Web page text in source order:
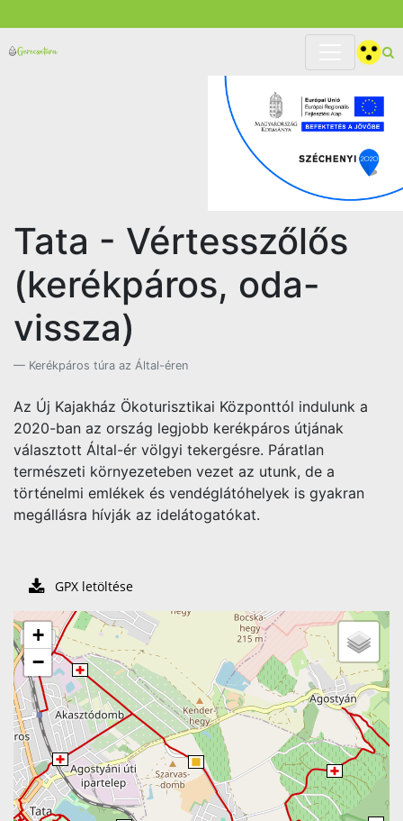
Tata - Vértesszőlős
(kerékpáros, oda-
vissza)
Kerékpáros túra az Által-éren
Az Új Kajakház Ökoturisztikai Központtól indulunk a
2020-ban az ország legjobb kerékpáros útjának
választott Által-ér völgyi tekergésre. Páratlan
természeti környezeteben vezet az utunk, de a
történelmi emlékek és vendéglátóhelyek is gyakran
megállásra hívják az idelátogatókat.
GPX letöltése
+
−